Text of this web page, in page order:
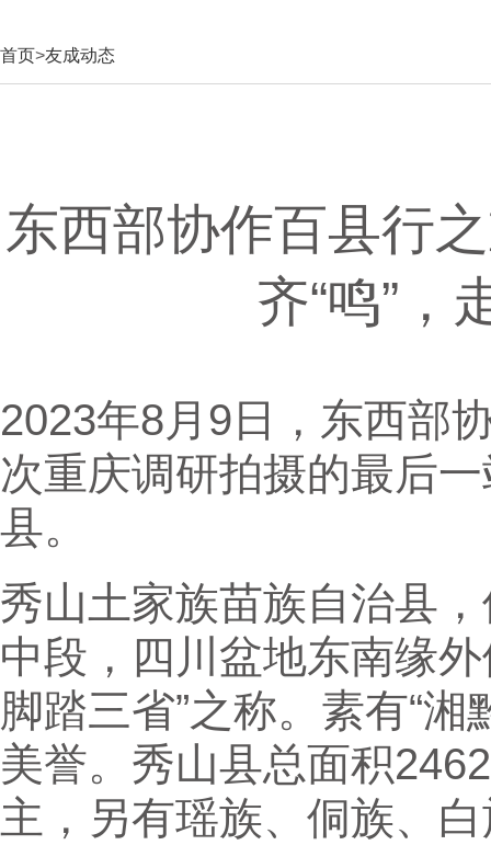
首页>友成动态
东西部协作百县行
齐“鸣”，
2023年8月9日，东西部
次重庆调研拍摄的最后
县。
秀山土家族苗族自治县
中段，四川盆地东南缘
脚踏三省”之称。素有“湘
美誉。秀山县总面积
主，另有瑶族、侗族、